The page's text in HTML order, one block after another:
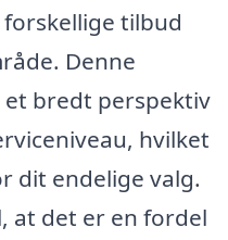
tilbud
Denne
bredt perspektiv
hvilket
dit endelige valg.
at det er en fordel